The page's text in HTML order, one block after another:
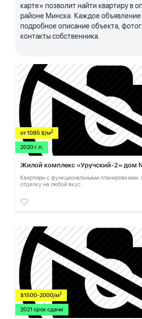
карте» позволит найти квартиру в
районе Минска. Каждое
подробное описание объекта,
контакты собственника.
от 1085 $/м2
2020 г.п.
Жилой комплекс «Уручский-2» дом
Квартиры с функциональными планировками,
отделку на любой вкус.
$1500-2000/м2
2021 срок сдачи